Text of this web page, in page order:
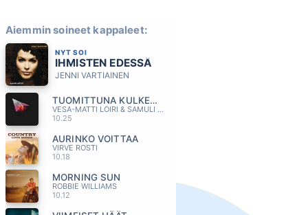
Aiemmin soineet kappaleet:
NYT SOI
IHMISTEN EDESSÄ
JENNI VARTIAINEN
TUOMITTUNA KULKEMAAN
VESA-MATTI LOIRI & SAMULI EDELMANN
10.25
AURINKO VOITTAA
VIRVE ROSTI
10.18
MORNING SUN
ROBBIE WILLIAMS
10.12